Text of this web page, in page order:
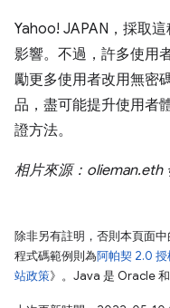
Yahoo! JAPAN，採取
影響。不過，許多使用
勵更多使用者改用無密
品，盡可能提升使用者
證方法。
相片來源：olieman.eth
除非另有註明，否則本頁面
程式碼範例則為阿帕契 2.0 授
站政策》。Java 是 Oracle